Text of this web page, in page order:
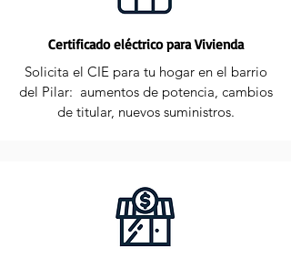
Certificado eléctrico para Vivienda
Solicita el CIE para tu hogar en el barrio
del Pilar: aumentos de potencia, cambios
de titular, nuevos suministros.